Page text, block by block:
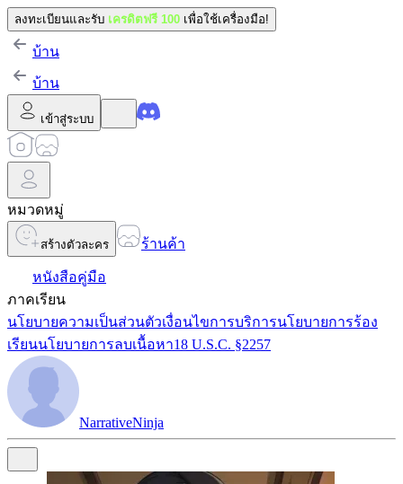
ลงทะเบียนและรับ เครดิตฟรี 100 เพื่อใช้เครื่องมือ!
บ้าน
บ้าน
เข้าสู่ระบบ
หมวดหมู่
สร้างตัวละคร ร้านค้า
หนังสือคู่มือ
ภาคเรียน
นโยบายความเป็นส่วนตัวเงื่อนไขการบริการนโยบายการร้อง
เรียนนโยบายการลบเนื้อหา18 U.S.C. §2257
NarrativeNinja